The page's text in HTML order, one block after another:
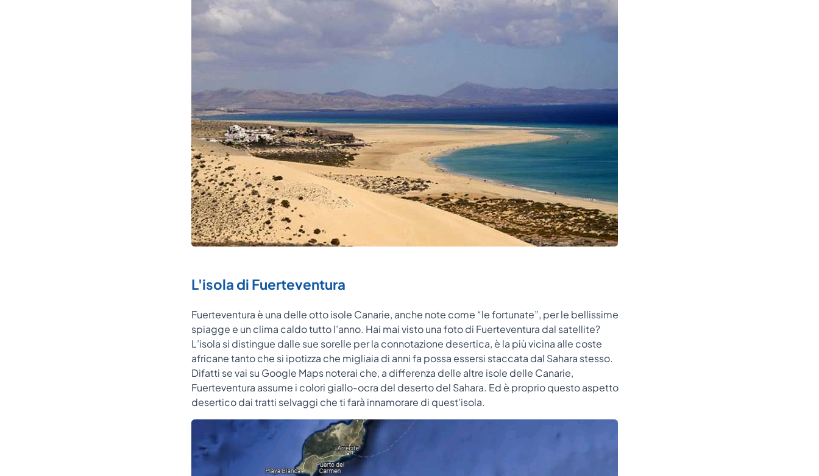
L'isola di Fuerteventura
Fuerteventura è una delle otto isole Canarie, anche note come “le fortunate”, per le bellissime
spiagge e un clima caldo tutto l’anno. Hai mai visto una foto di Fuerteventura dal satellite?
L’isola si distingue dalle sue sorelle per la connotazione desertica, è la più vicina alle coste
africane tanto che si ipotizza che migliaia di anni fa possa essersi staccata dal Sahara stesso.
Difatti se vai su Google Maps noterai che, a differenza delle altre isole delle Canarie,
Fuerteventura assume i colori giallo-ocra del deserto del Sahara. Ed è proprio questo aspetto
desertico dai tratti selvaggi che ti farà innamorare di quest'isola.